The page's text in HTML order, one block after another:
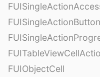
FUISingleActionButton
FUIObjectCell